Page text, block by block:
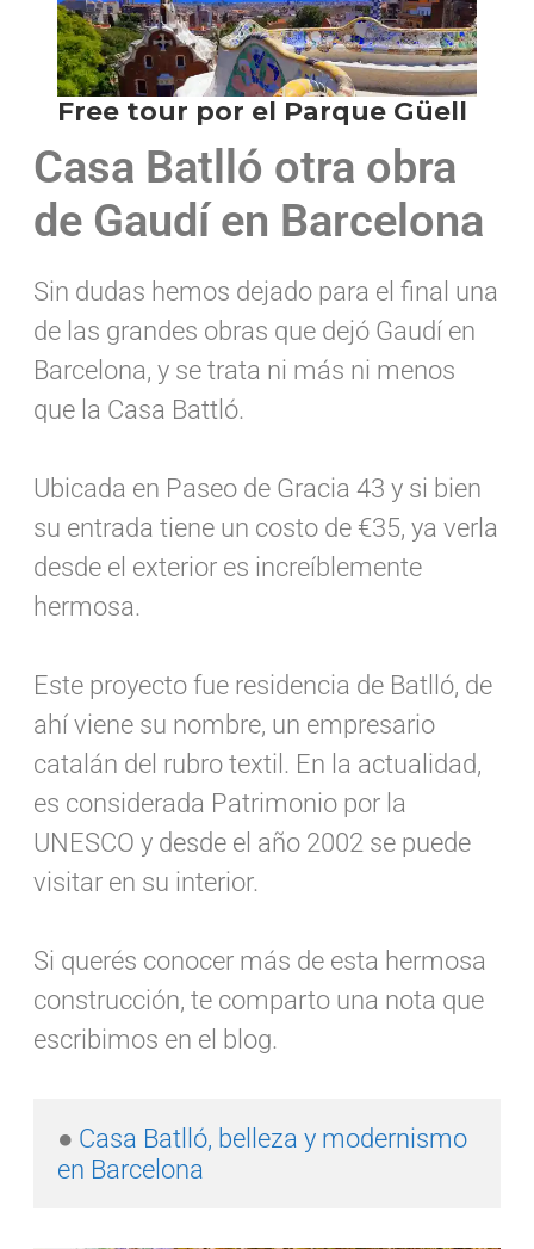
Casa Batlló otra obra
de Gaudí en Barcelona
Sin dudas hemos dejado para el final una
de las grandes obras que dejó Gaudí en
Barcelona, y se trata ni más ni menos
que la Casa Battló.
Ubicada en Paseo de Gracia 43 y si bien
su entrada tiene un costo de €35, ya verla
desde el exterior es increíblemente
hermosa.
Este proyecto fue residencia de Batlló, de
ahí viene su nombre, un empresario
catalán del rubro textil. En la actualidad,
es considerada Patrimonio por la
UNESCO y desde el año 2002 se puede
visitar en su interior.
Si querés conocer más de esta hermosa
construcción, te comparto una nota que
escribimos en el blog.
● Casa Batlló, belleza y modernismo
en Barcelona